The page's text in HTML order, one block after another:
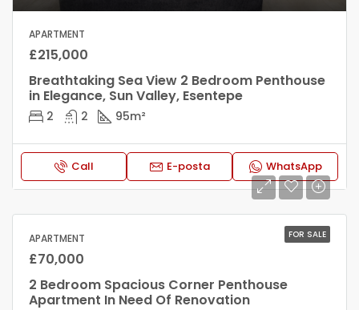
APARTMENT
£215,000
Breathtaking Sea View 2 Bedroom Penthouse
in Elegance, Sun Valley, Esentepe
2 2 95m²
Call E-posta WhatsApp
FOR SALE
APARTMENT
£70,000
2 Bedroom Spacious Corner Penthouse
Apartment In Need Of Renovation